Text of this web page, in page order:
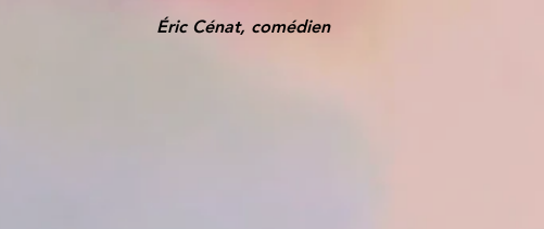
Éric Cénat, comédien